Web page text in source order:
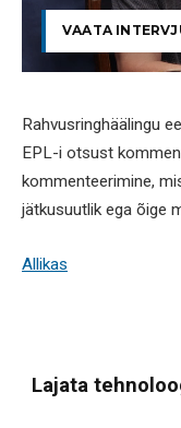
VAATA
Rahvusringhäälingu
EPL-i otsust
kommenteerimine,
jätkusuutlik ega õige
Allikas
Lajata